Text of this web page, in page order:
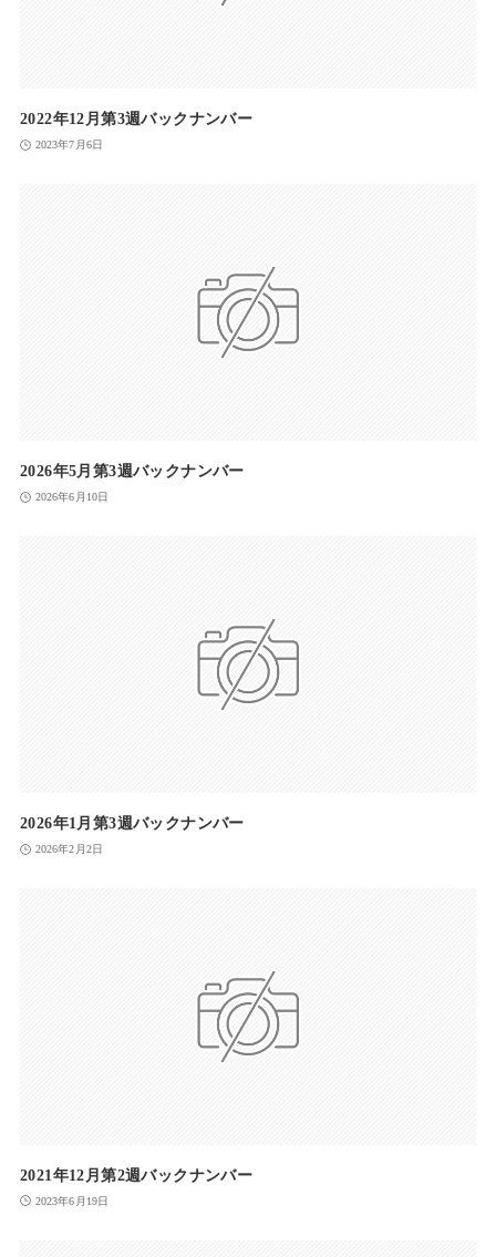
2022年12月第3週バックナンバー
2023年7月6日
2026年5月第3週バックナンバー
2026年6月10日
2026年1月第3週バックナンバー
2026年2月2日
2021年12月第2週バックナンバー
2023年6月19日